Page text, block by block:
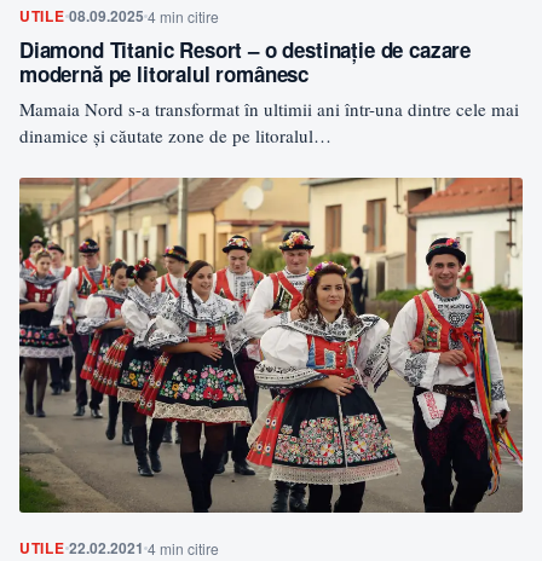
UTILE 08.09.2025 4 min citire
Diamond Titanic Resort – o destinație de cazare
modernă pe litoralul românesc
Mamaia Nord s-a transformat în ultimii ani într-una dintre cele mai
dinamice și căutate zone de pe litoralul…
UTILE 22.02.2021 4 min citire